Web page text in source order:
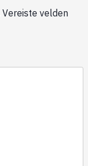
Vereiste velden